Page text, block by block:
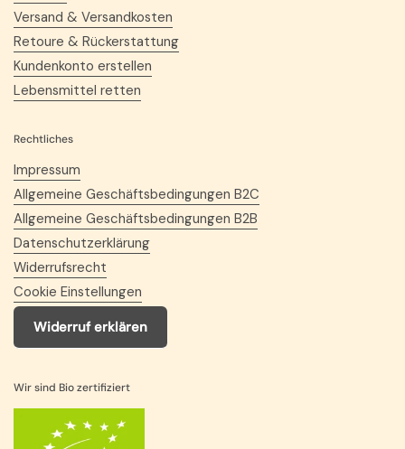
Versand & Versandkosten
Retoure & Rückerstattung
Kundenkonto erstellen
Lebensmittel retten
Rechtliches
Impressum
Allgemeine Geschäftsbedingungen B2C
Allgemeine Geschäftsbedingungen B2B
Datenschutzerklärung
Widerrufsrecht
Cookie Einstellungen
Widerruf erklären
Wir sind Bio zertifiziert